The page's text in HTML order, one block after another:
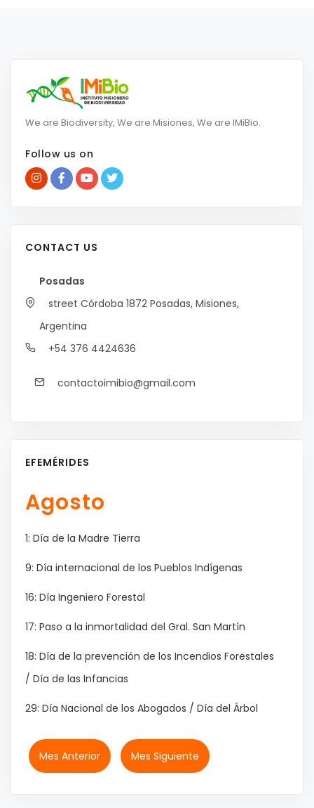
We are Biodiversity, We are Misiones, We are IMiBio.
Follow us on
CONTACT US
Posadas
street Córdoba 1872 Posadas, Misiones,
Argentina
+54 376 4424636
contactoimibio@gmail.com
EFEMÉRIDES
Agosto
1: Día de la Madre Tierra
9: Día internacional de los Pueblos Indígenas
16: Día Ingeniero Forestal
17: Paso a la inmortalidad del Gral. San Martín
18: Día de la prevención de los Incendios Forestales
/ Día de las Infancias
29: Día Nacional de los Abogados / Día del Árbol
Mes Anterior Mes Siguiente